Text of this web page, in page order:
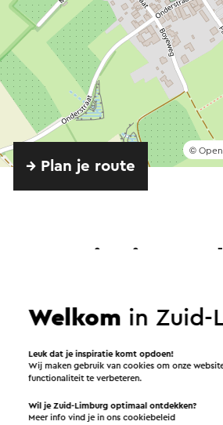
©
→ Plan je route
Attractie
Welkom in Zuid-
Leuk dat je inspiratie komt opdoen!
Wij maken gebruik van cookies om onze
functionaliteit te verbeteren.
Wil je Zuid-Limburg optimaal ontdekken?
Meer info vind je in onscookiebeleid